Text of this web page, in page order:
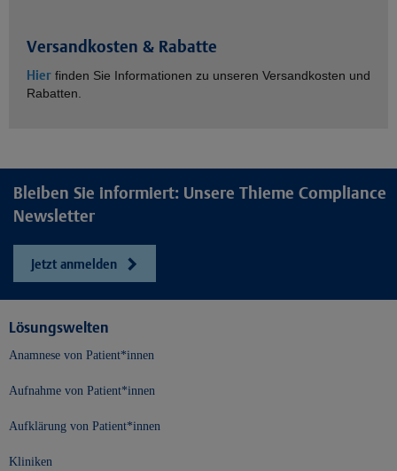
Versandkosten & Rabatte
Hier finden Sie Informationen zu unseren Versandkosten und
Rabatten.
Bleiben Sie informiert: Unsere Thieme Compliance
Newsletter
Jetzt anmelden
Lösungswelten
Anamnese von Patient*innen
Aufnahme von Patient*innen
Aufklärung von Patient*innen
Kliniken